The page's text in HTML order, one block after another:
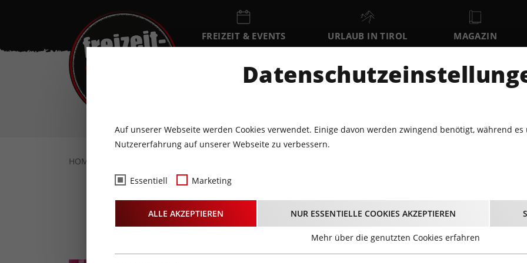
FREIZEIT & EVENTS URLAUB IN TIROL MAGAZIN
EVENTKALENDER
SO MO DI 12
HOME
Stindls Fox-&
15.12.2023 - Beginn 22:00 Uhr
Auf unserer Webseite werden Cookies verwendet. Einige davon werden zwingend benötigt, während
Nutzererfahrung auf unserer Webseite zu verbessern.
Essentiell Marketing
ALLE AKZEPTIEREN NUR ESSENTIELLE COOKIES AKZEPTIEREN
Mehr über die genutzten Cookies erfahren